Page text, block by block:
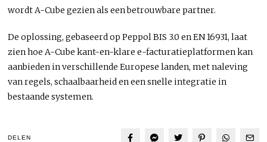
wordt A-Cube gezien als een betrouwbare partner.
De oplossing, gebaseerd op Peppol BIS 3.0 en EN 16931, laat
zien hoe A-Cube kant-en-klare e-facturatieplatformen kan
aanbieden in verschillende Europese landen, met naleving
van regels, schaalbaarheid en een snelle integratie in
bestaande systemen.
DELEN